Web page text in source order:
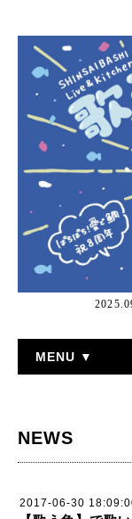
MENU ▼
NEWS
2017-06-30